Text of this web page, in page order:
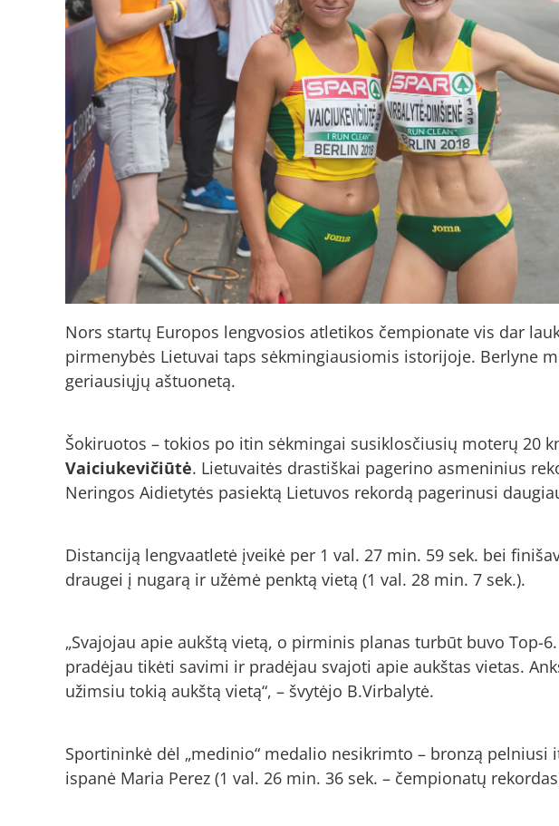
Nors startų Europos lengvosios atletikos čempionate vis dar
pirmenybės Lietuvai taps sėkmingiausiomis istorijoje. Berlyne
geriausiųjų aštuonetą.
Šokiruotos – tokios po itin sėkmingai susiklosčiusių moterų 20
Vaiciukevičiūtė. Lietuvaitės drastiškai pagerino asmeninius
Neringos Aidietytės pasiektą Lietuvos rekordą pagerinusi
Distanciją lengvaatletė įveikė per 1 val. 27 min. 59 sek. bei
draugei į nugarą ir užėmė penktą vietą (1 val. 28 min. 7 sek.).
„Svajojau apie aukštą vietą, o pirminis planas turbūt buvo Top-
pradėjau tikėti savimi ir pradėjau svajoti apie aukštas vietas.
užimsiu tokią aukštą vietą“, – švytėjo B.Virbalytė.
Sportininkė dėl „medinio“ medalio nesikrimto – bronzą
ispanė Maria Perez (1 val. 26 min. 36 sek. – čempionatų